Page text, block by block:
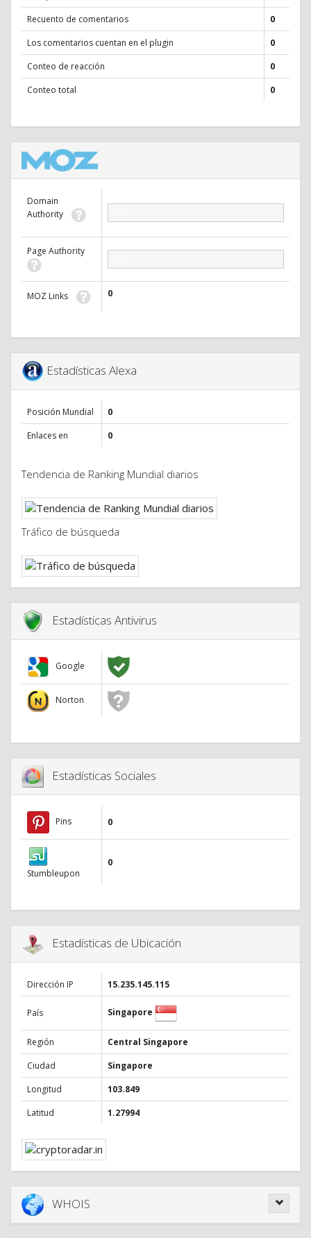
Recuento de comentarios
0
Los comentarios cuentan en el plugin
0
Conteo de reacción
0
Conteo total
0
Domain
Authority
Page Authority
MOZ Links 0
Estadísticas Alexa
Posición Mundial
0
Enlaces en
0
Tendencia de Ranking Mundial diarios
Tráfico de búsqueda
Estadísticas Antivirus
Google
Norton
Estadísticas Sociales
Pins 0
Stumbleupon
0
Estadísticas de Ubicación
Dirección IP 15.235.145.115
País Singapore
Región
Central Singapore
Ciudad
Singapore
Longitud
103.849
Latitud
1.27994
WHOIS